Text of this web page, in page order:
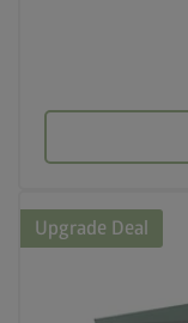
Upgrade Deal